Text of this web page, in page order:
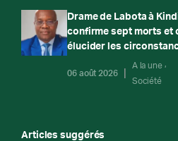
Drame de Labota à
confirme sept morts et
élucider les
06 août 2026
A la une
Société
Articles suggérés